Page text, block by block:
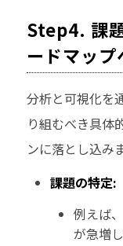
Step4. 課
ードマップ
分析と可視化を
り組むべき具体
ンに落とし込み
課題の特定:
例えば
が急増